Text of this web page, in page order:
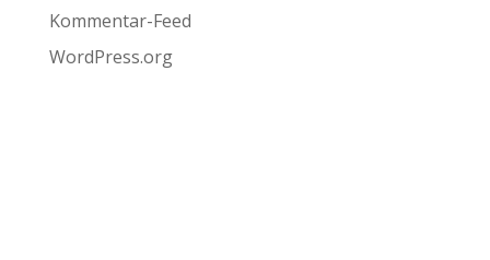
Kommentar-Feed
WordPress.org